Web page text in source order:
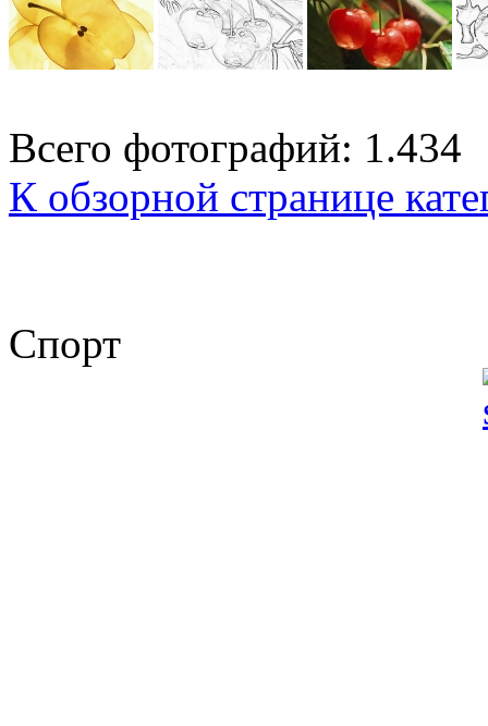
Всего фотографий: 1.434
К обзорной странице
Спорт